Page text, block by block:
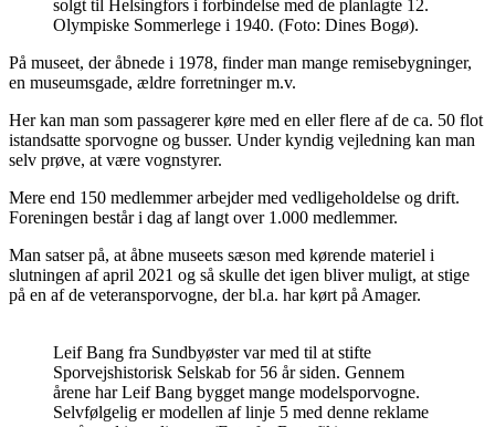
solgt til Helsingfors i forbindelse med de planlagte 12.
Olympiske Sommerlege i 1940. (Foto: Dines Bogø).
På museet, der åbnede i 1978, finder man mange remisebygninger,
en museumsgade, ældre forretninger m.v.
Her kan man som passagerer køre med en eller flere af de ca. 50 flot
istandsatte sporvogne og busser. Under kyndig vejledning kan man
selv prøve, at være vognstyrer.
Mere end 150 medlemmer arbejder med vedligeholdelse og drift.
Foreningen består i dag af langt over 1.000 medlemmer.
Man satser på, at åbne museets sæson med kørende materiel i
slutningen af april 2021 og så skulle det igen bliver muligt, at stige
på en af de veteransporvogne, der bl.a. har kørt på Amager.
Leif Bang fra Sundbyøster var med til at stifte
Sporvejshistorisk Selskab for 56 år siden. Gennem
årene har Leif Bang bygget mange modelsporvogne.
Selvfølgelig er modellen af linje 5 med denne reklame